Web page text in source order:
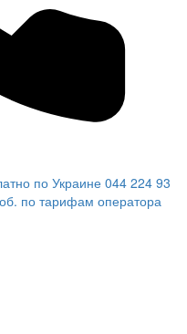
по Украине 044 224 93
по тарифам оператора